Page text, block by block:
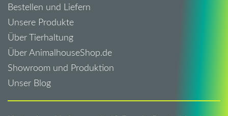
Bestellen und Liefern
Unsere Produkte
Über Tierhaltung
Über AnimalhouseShop.de
Showroom und Produktion
Unser Blog